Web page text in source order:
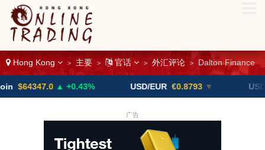
Hong Kong > 主要 > 官话 > 外汇评论 > Dalton Finance
▲ +0.43% USD/EUR €0.8793 ▼ USD/CAD
广告